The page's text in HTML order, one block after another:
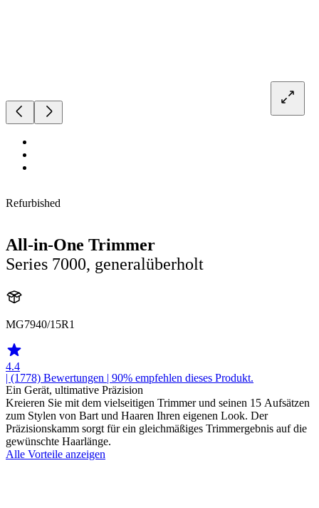
Refurbished
All-in-One Trimmer
Series 7000, generalüberholt
MG7940/15R1
4.4
| (1778) Bewertungen | 90% empfehlen dieses Produkt.
Ein Gerät, ultimative Präzision
Kreieren Sie mit dem vielseitigen Trimmer und seinen 15 Aufsätzen
zum Stylen von Bart und Haaren Ihren eigenen Look. Der
Präzisionskamm sorgt für ein gleichmäßiges Trimmergebnis auf die
gewünschte Haarlänge.
Alle Vorteile anzeigen